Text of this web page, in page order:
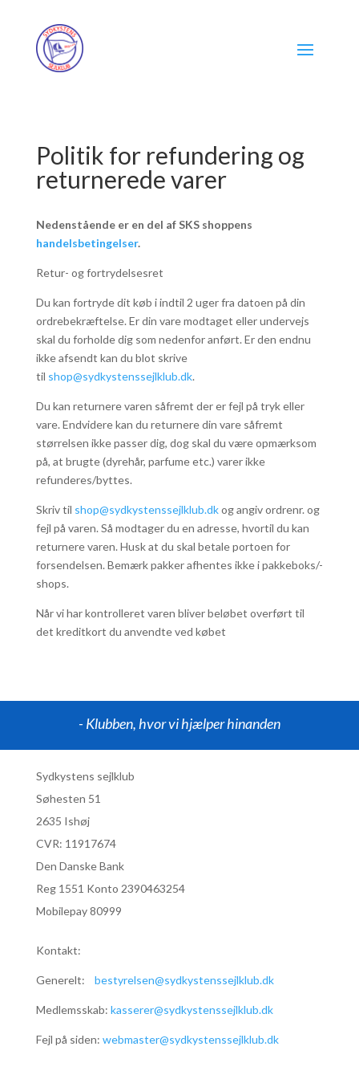
Politik for refundering og
returnerede varer
Nedenstående er en del af SKS shoppens
handelsbetingelser.
Retur- og fortrydelsesret
Du kan fortryde dit køb i indtil 2 uger fra datoen på din
ordrebekræftelse. Er din vare modtaget eller undervejs
skal du forholde dig som nedenfor anført. Er den endnu
ikke afsendt kan du blot skrive
til shop@sydkystenssejlklub.dk.
Du kan returnere varen såfremt der er fejl på tryk eller
vare. Endvidere kan du returnere din vare såfremt
størrelsen ikke passer dig, dog skal du være opmærksom
på, at brugte (dyrehår, parfume etc.) varer ikke
refunderes/byttes.
Skriv til shop@sydkystenssejlklub.dkog angiv ordrenr. og
fejl på varen. Så modtager du en adresse, hvortil du kan
returnere varen. Husk at du skal betale portoen for
forsendelsen. Bemærk pakker afhentes ikke i pakkeboks/-
shops.
Når vi har kontrolleret varen bliver beløbet overført til
det kreditkort du anvendte ved købet
- Klubben, hvor vi hjælper hinanden
Sydkystens sejlklub
Søhesten 51
2635 Ishøj
CVR: 11917674
Den Danske Bank
Reg 1551 Konto 2390463254
Mobilepay 80999
Kontakt:
Generelt: bestyrelsen@sydkystenssejlklub.dk
Medlemsskab: kasserer@sydkystenssejlklub.dk
Fejl på siden: webmaster@sydkystenssejlklub.dk